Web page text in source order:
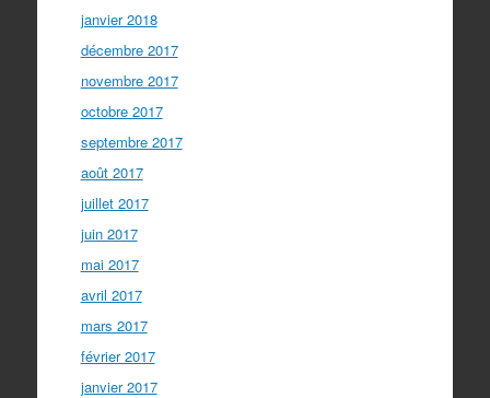
janvier 2018
décembre 2017
novembre 2017
octobre 2017
septembre 2017
août 2017
juillet 2017
juin 2017
mai 2017
avril 2017
mars 2017
février 2017
janvier 2017